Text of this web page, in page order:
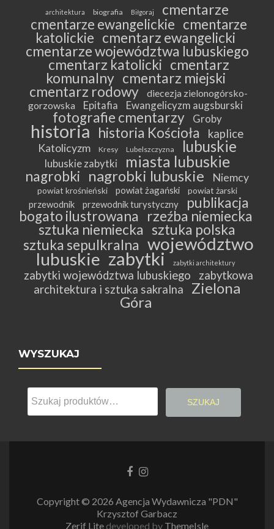
architektura biografia Biłgoraj
cmentarze
cmentarze ewangelickie cmentarze
katolickie cmentarz ewangelicki
cmentarze województwa lubuskiego
cmentarz katolicki cmentarz
komunalny cmentarz miejski
cmentarz rodowy
diecezja zielonogórsko-
gorzowska
Epitafia Ewangelicyzm augsburski
fotografie cmentarzy Groby
historia historia Kościoła kaplice
Katolicyzm Kresy Lubelszczyzna lubuskie
lubuskie zabytki miasta lubuskie
nagrobki nagrobki lubuskie Niemcy
powiat krośnieński powiat żagański powiat żarski
przewodnik przewodnik turystyczny
publikacja
bogato ilustrowana
rzeźba niemiecka
sztuka niemiecka sztuka polska
sztuka sepulkralna województwo
lubuskie zabytki zabytki architektury
zabytki województwa lubuskiego
zabytkowa
architektura i sztuka sakralna
Zielona
Góra
WYSZUKAJ
Szukaj:
SZUKAJ
LinkLink
Copyright © 2026 Agencja Wydawnicza "PDN"
Krzysztof Garbacz
Zerif Lite developed by ThemeIsle